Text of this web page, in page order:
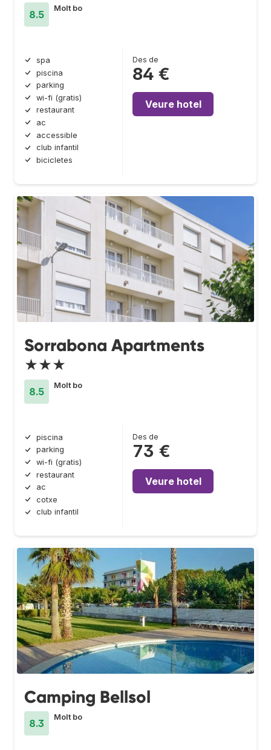
8.5
Molt bo
spa
piscina
parking
wi-fi (gratis)
restaurant
ac
accessible
club infantil
bicicletes
Des de
84 €
Veure hotel
Sorrabona Apartments
★★★
8.5
Molt bo
piscina
parking
wi-fi (gratis)
restaurant
ac
cotxe
club infantil
Des de
73 €
Veure hotel
Camping Bellsol
8.3
Molt bo